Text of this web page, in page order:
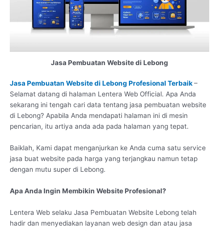
Jasa Pembuatan Website di Lebong
Jasa Pembuatan Website di Lebong Profesional Terbaik–
Selamat datang di halaman Lentera Web Official. Apa Anda
sekarang ini tengah cari data tentang jasa pembuatan website
di Lebong? Apabila Anda mendapati halaman ini di mesin
pencarian, itu artiya anda ada pada halaman yang tepat.
Baiklah, Kami dapat menganjurkan ke Anda cuma satu service
jasa buat website pada harga yang terjangkau namun tetap
dengan mutu super di Lebong.
Apa Anda Ingin Membikin Website Profesional?
Lentera Web selaku Jasa Pembuatan Website Lebong telah
hadir dan menyediakan layanan web design dan atau jasa